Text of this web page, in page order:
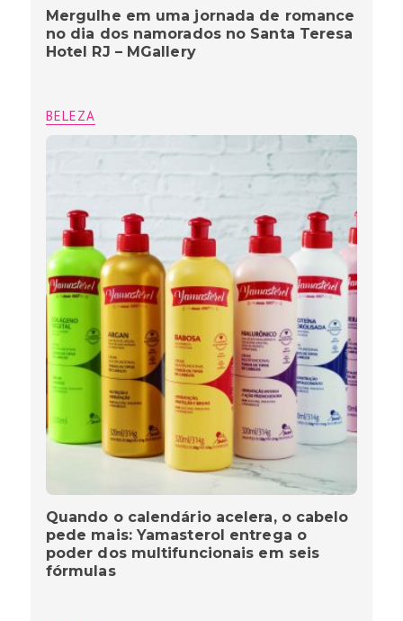
Mergulhe em uma jornada de romance
no dia dos namorados no Santa Teresa
Hotel RJ – MGallery
BELEZA
Quando o calendário acelera, o cabelo
pede mais: Yamasterol entrega o
poder dos multifuncionais em seis
fórmulas